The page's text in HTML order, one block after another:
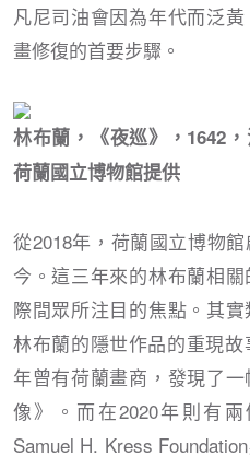
凡尼司油會因為年代而泛
畫修復的首要步驟。
林布蘭，《夜巡》，1642
荷蘭國立博物館提供
從2018年，荷蘭國立博物
今。這三年來的林布蘭相
際間眾所注目的焦點。其
林布蘭的隱世作品的重現
年曾有荷蘭畫商，發現了
像》。而在2020年則有
Samuel H. Kress